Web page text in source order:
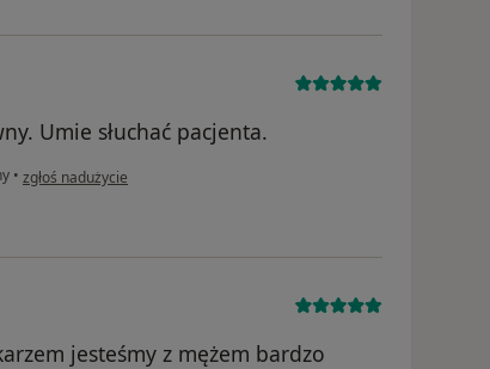
Umie słuchać pacjenta.
• w opinii użytkownika Izabela
zgłoś nadużycie
jesteśmy z mężem bardzo